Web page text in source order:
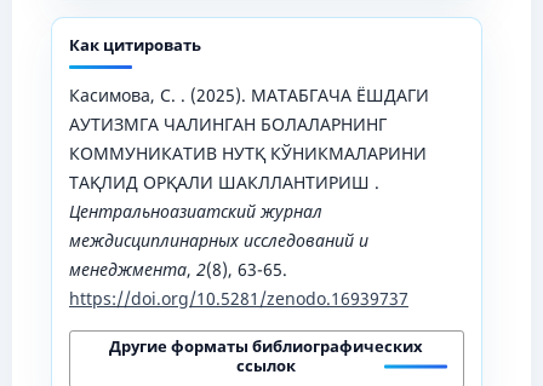
Как цитировать
Касимова, С. . (2025). МАТАБГАЧА ЁШДАГИ
АУТИЗМГА ЧАЛИНГАН БОЛАЛАРНИНГ
КОММУНИКАТИВ НУТҚ КЎНИКМАЛАРИНИ
ТАҚЛИД ОРҚАЛИ ШАКЛЛАНТИРИШ .
Центральноазиатский журнал
междисциплинарных исследований и
менеджмента, 2(8), 63-65.
https://doi.org/10.5281/zenodo.16939737
Другие форматы библиографических
ссылок